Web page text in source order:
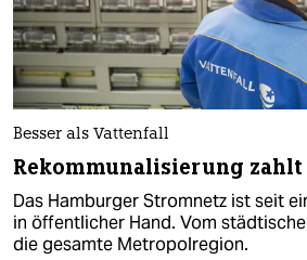
Besser als Vattenfall
Rekommunalisierung zahlt
Das Hamburger Stromnetz ist seit
in öffentlicher Hand. Vom
die gesamte Metropolregion.